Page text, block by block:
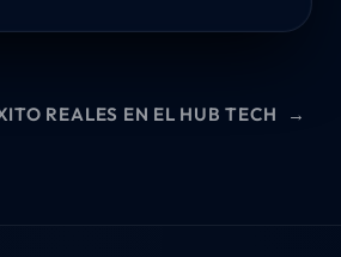
REALES EN EL HUB TECH →